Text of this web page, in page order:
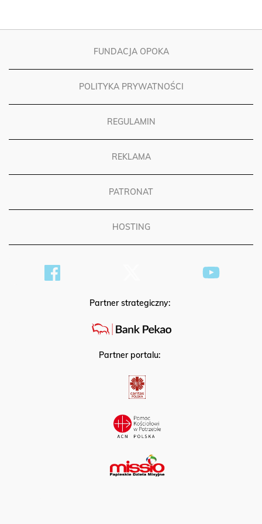
FUNDACJA OPOKA
POLITYKA PRYWATNOŚCI
REGULAMIN
REKLAMA
PATRONAT
HOSTING
Partner strategiczny:
Partner portalu: